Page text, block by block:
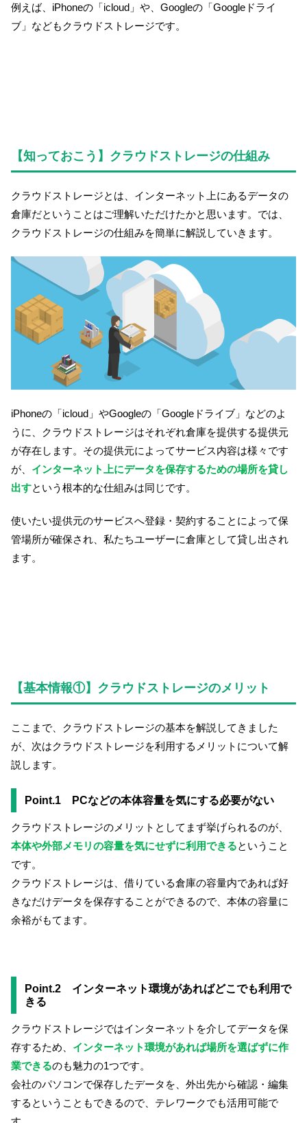
例えば、iPhoneの「icloud」や、Googleの「Googleドライ
ブ」などもクラウドストレージです。
【知っておこう】クラウドストレージの仕組み
クラウドストレージとは、インターネット上にあるデータの
倉庫だということはご理解いただけたかと思います。では、
クラウドストレージの仕組みを簡単に解説していきます。
iPhoneの「icloud」やGoogleの「Googleドライブ」などのよ
うに、クラウドストレージはそれぞれ倉庫を提供する提供元
が存在します。その提供元によってサービス内容は様々です
が、 インターネット上にデータを保存するための場所を貸し
出すという根本的な仕組みは同じです。
使いたい提供元のサービスへ登録・契約することによって保
管場所が確保され、私たちユーザーに倉庫として貸し出され
ます。
【基本情報①】クラウドストレージのメリット
ここまで、クラウドストレージの基本を解説してきました
が、次はクラウドストレージを利用するメリットについて解
説します。
Point.1 PCなどの本体容量を気にする必要がない
クラウドストレージのメリットとしてまず挙げられるのが、
本体や外部メモリの容量を気にせずに利用できるということ
です。
クラウドストレージは、借りている倉庫の容量内であれば好
きなだけデータを保存することができるので、本体の容量に
余裕がもてます。
Point.2 インターネット環境があればどこでも利用で
きる
クラウドストレージではインターネットを介してデータを保
存するため、 インターネット環境があれば場所を選ばずに作
業できるのも魅力の1つです。
会社のパソコンで保存したデータを、外出先から確認・編集
するということもできるので、テレワークでも活用可能で